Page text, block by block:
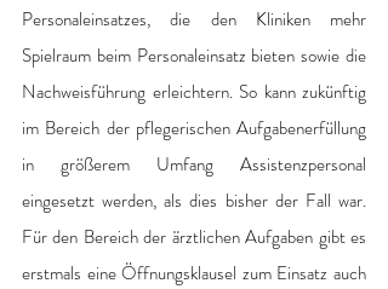
Personaleinsatzes, die den Kliniken mehr
Spielraum beim Personaleinsatz bieten sowie die
Nachweisführung erleichtern. So kann zukünftig
im Bereich der pflegerischen Aufgabenerfüllung
in größerem Umfang Assistenzpersonal
eingesetzt werden, als dies bisher der Fall war.
Für den Bereich der ärztlichen Aufgaben gibt es
erstmals eine Öffnungsklausel zum Einsatz auch